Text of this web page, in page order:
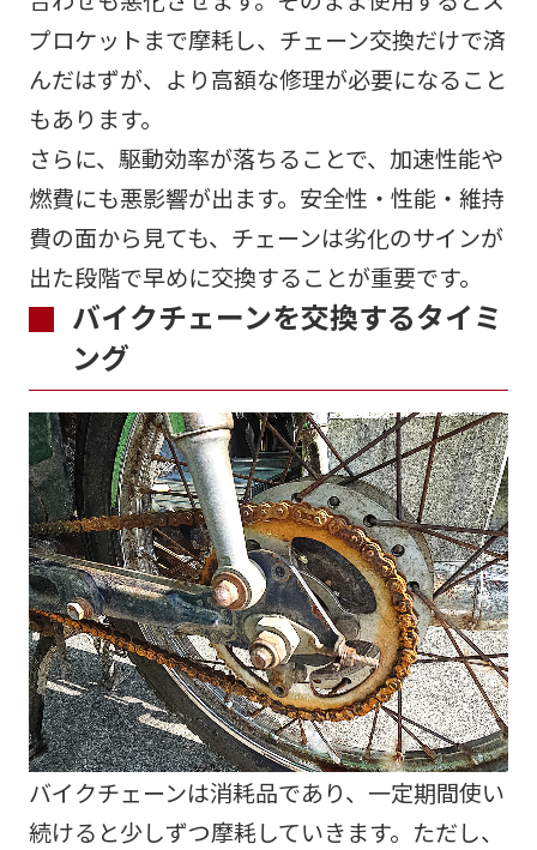
プロケットまで摩耗し、チェーン交換だけで済
んだはずが、より高額な修理が必要になること
もあります。
さらに、駆動効率が落ちることで、加速性能や
燃費にも悪影響が出ます。安全性・性能・維持
費の面から見ても、チェーンは劣化のサインが
出た段階で早めに交換することが重要です。
バイクチェーンを交換するタイミ
ング
バイクチェーンは消耗品であり、一定期間使い
続けると少しずつ摩耗していきます。ただし、